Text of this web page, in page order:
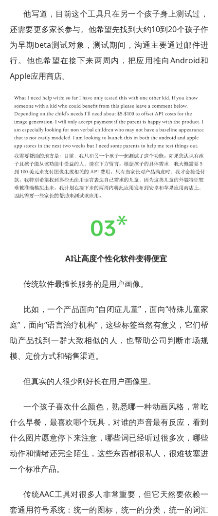
他写道，目前这个工具只在另一个孩子身上测试过，
还需要更多家长参与。他希望先找到大约10到20个孩子作
为早期beta测试对象，测试期间，沟通主要通过邮件进
行。他也希望在接下来两周内，把应用推向Android和
Apple应用商店。
AI让高度个性化软件变得便宜
传统软件最擅长服务的是用户画像。
比如，一个产品面向“自闭症儿童”，面向“特殊儿童家
庭”，面向“语言治疗机构”，这些标签当然有意义，它们帮
助产品找到一群大致相似的人，也帮助公司判断市场规
模、定价方式和销售渠道。
但真实的人很少刚好长在用户画像里。
一个孩子喜欢什么颜色，熟悉哪一种动画风格，常吃
什么早餐，最喜欢哪个玩具，对谁的声音最有反应，看到
什么图片愿意停下来注意，哪些词已经听过很多次，哪些
动作和情绪还完全陌生，这些东西都很私人，很难被塞进
一个标准产品。
传统AAC工具对很多人非常重要，但它天然要依赖一
套通用符号系统：统一的图标，统一的分类，统一的词汇